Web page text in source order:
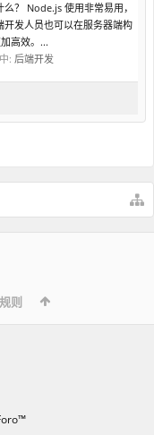
么？ Node.js 使用非常易用，
开发人员也可以在服务器端构
高效。...
: 后端开发
则